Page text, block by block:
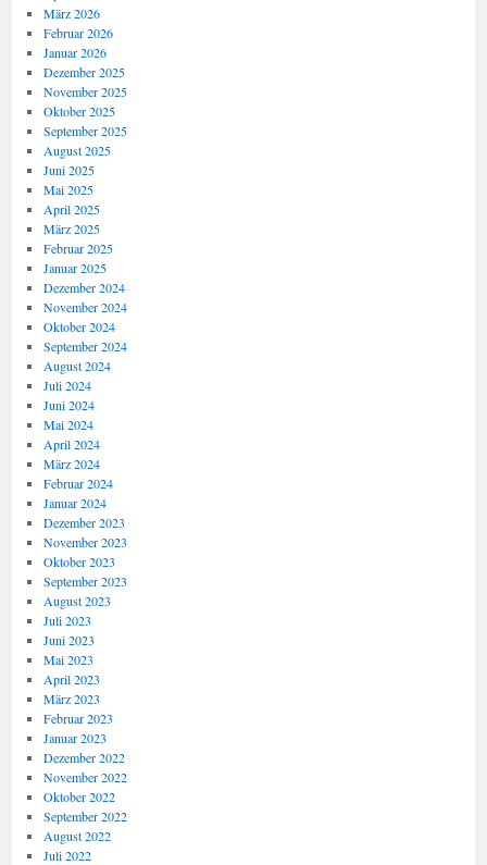
März 2026
Februar 2026
Januar 2026
Dezember 2025
November 2025
Oktober 2025
September 2025
August 2025
Juni 2025
Mai 2025
April 2025
März 2025
Februar 2025
Januar 2025
Dezember 2024
November 2024
Oktober 2024
September 2024
August 2024
Juli 2024
Juni 2024
Mai 2024
April 2024
März 2024
Februar 2024
Januar 2024
Dezember 2023
November 2023
Oktober 2023
September 2023
August 2023
Juli 2023
Juni 2023
Mai 2023
April 2023
März 2023
Februar 2023
Januar 2023
Dezember 2022
November 2022
Oktober 2022
September 2022
August 2022
Juli 2022